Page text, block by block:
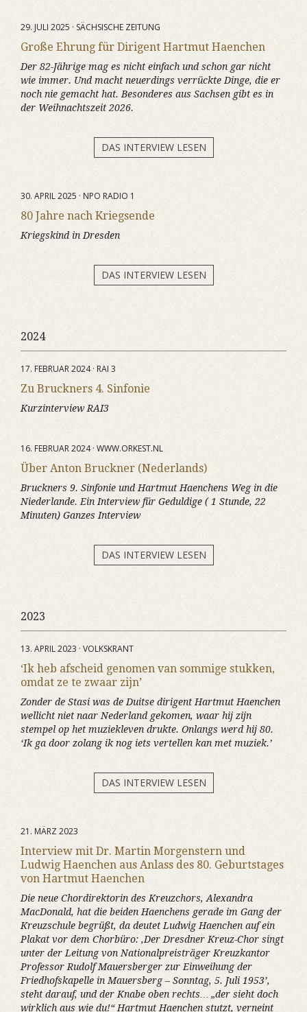
29. JULI 2025 · SÄCHSISCHE ZEITUNG
Große Ehrung für Dirigent Hartmut Haenchen
Der 82-Jährige mag es nicht einfach und schon gar nicht
wie immer. Und macht neuerdings verrückte Dinge, die er
noch nie gemacht hat. Besonderes aus Sachsen gibt es in
der Weihnachtszeit 2026.
DAS INTERVIEW LESEN
30. APRIL 2025 · NPO RADIO 1
80 Jahre nach Kriegsende
Kriegskind in Dresden
DAS INTERVIEW LESEN
2024
17. FEBRUAR 2024 · RAI 3
Zu Bruckners 4. Sinfonie
Kurzinterview RAI3
16. FEBRUAR 2024 · WWW.ORKEST.NL
Über Anton Bruckner (Nederlands)
Bruckners 9. Sinfonie und Hartmut Haenchens Weg in die
Niederlande. Ein Interview für Geduldige ( 1 Stunde, 22
Minuten) Ganzes Interview
DAS INTERVIEW LESEN
2023
13. APRIL 2023 · VOLKSKRANT
‘Ik heb afscheid genomen van sommige stukken,
omdat ze te zwaar zijn’
Zonder de Stasi was de Duitse dirigent Hartmut Haenchen
wellicht niet naar Nederland gekomen, waar hij zijn
stempel op het muziekleven drukte. Onlangs werd hij 80.
‘Ik ga door zolang ik nog iets vertellen kan met muziek.’
DAS INTERVIEW LESEN
21. MÄRZ 2023
Interview mit Dr. Martin Morgenstern und
Ludwig Haenchen aus Anlass des 80. Geburtstages
von Hartmut Haenchen
Die neue Chordirektorin des Kreuzchors, Alexandra
MacDonald, hat die beiden Haenchens gerade im Gang der
Kreuzschule begrüßt, da deutet Ludwig Haenchen auf ein
Plakat vor dem Chorbüro: ‚Der Dresdner Kreuz-Chor singt
unter der Leitung von Nationalpreisträger Kreuzkantor
Professor Rudolf Mauersberger zur Einweihung der
Friedhofskapelle in Mauersberg – Sonntag, 5. Juli 1953’,
steht darauf, und der Knabe oben rechts… „der sieht doch
wirklich aus wie du!“ Hartmut Haenchen stutzt, verneint